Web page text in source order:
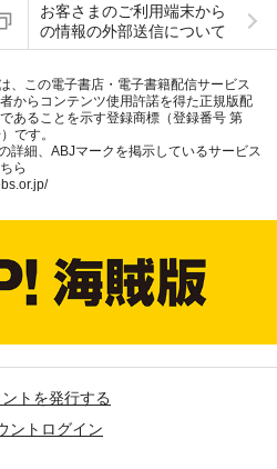
お客さまのご利用端末から
の情報の外部送信について
、この電子書店・電子書籍配信サービス
からコンテンツ使用許諾を得た正規版配
あることを示す登録商標（登録番号 第
です。
詳細、ABJマークを掲示しているサービス
ら
トを発行する
ントログイン